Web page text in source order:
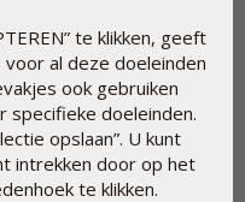
te klikken, geeft
al deze doeleinden
ook gebruiken
doeleinden.
opslaan”. U kunt
intrekken door op het
te klikken.